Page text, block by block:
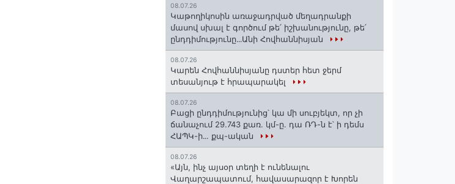
08.07.26
Կաթողիկոսին առաջադրված մեղադրանքի
մասով սխալ է գործում թե՛ իշխանությունը, թե՛
ընդդիմությունը․․․Անի Հովհաննիսյան
08.07.26
Կարեն Հովհաննիսյանը դստեր հետ ջերմ
տեսանյութ է հրապարակել
08.07.26
Բացի ընդդիմությունից՝ կա մի սուբյեկտ, որ չի
ճանաչում 29.743 քառ. կմ-ը. դա ՌԴ-ն է՝ ի դեմս
ՀԱՊԿ-ի․․. քպ-ական
08.07.26
«Այն, ինչ այսօր տեղի է ունենալու
Վաղարշապատում, հավասարազոր է Խորեն